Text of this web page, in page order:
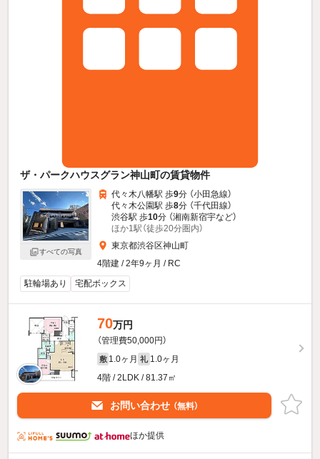
ザ・パークハウスグラン神山町の賃貸物件
すべての写真
代々木八幡駅 歩9分 （小田急線）
代々木公園駅 歩8分 （千代田線）
渋谷駅 歩10分 （湘南新宿宇など）
ほか1駅（徒歩20分圏内）
東京都渋谷区神山町
4階建 / 2年9ヶ月 / RC
駐輪場あり
宅配ボックス
70万円
（管理費50,000円）
敷 1.0ヶ月 礼 1.0ヶ月
4階 / 2LDK / 81.37㎡
お問い合わせ （無料）
ほか提供